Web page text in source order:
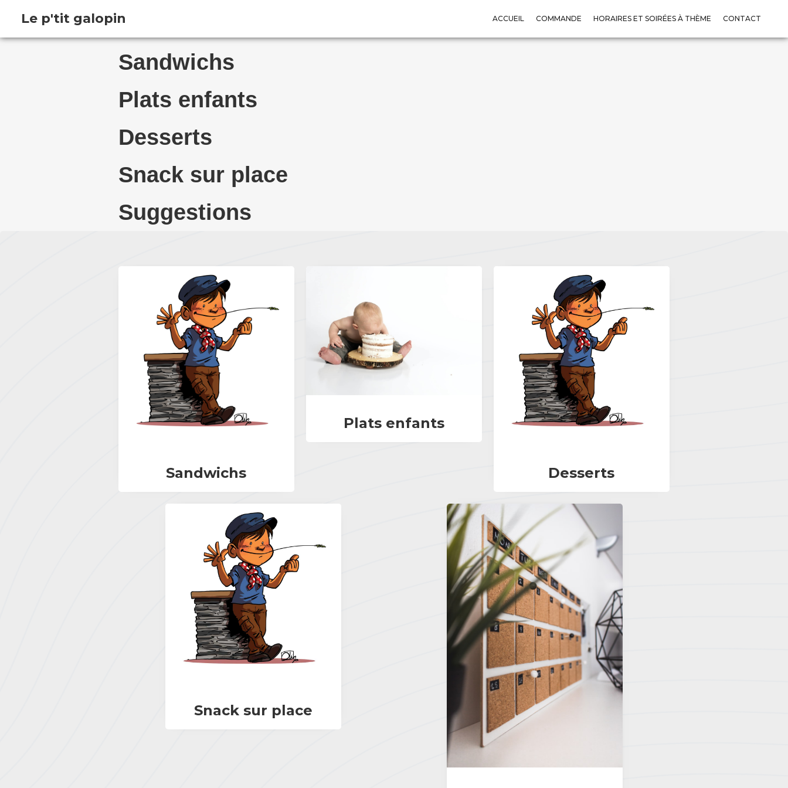
Le p'tit galopin ACCUEIL COMMANDE HORAIRES ET SOIRÉES À THÈME CONTACT
Sandwichs
Plats enfants
Desserts
Snack sur place
Suggestions
Sandwichs
Plats enfants
Desserts
Snack sur place